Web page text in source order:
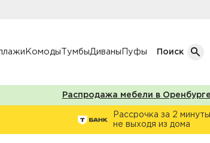
Комоды ТумбыДиваны Пуфы Поиск
Кол-во дверей
Распродажа мебели в
Рассрочка за 2 минуты,
не выходя из дома